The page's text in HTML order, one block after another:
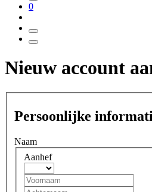
0
Nieuw account
Persoonlijke
Naam
Aanhef